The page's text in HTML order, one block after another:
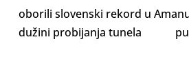
oborili slovenski rekord u
dužini probijanja tunela